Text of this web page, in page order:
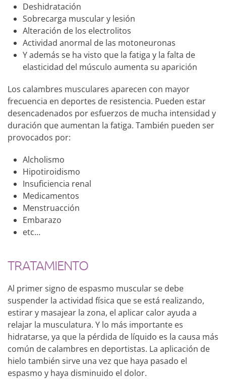
Deshidratación
Sobrecarga muscular y lesión
Alteración de los electrolitos
Actividad anormal de las motoneuronas
Y además se ha visto que la fatiga y la falta de
elasticidad del músculo aumenta su aparición
Los calambres musculares aparecen con mayor
frecuencia en deportes de resistencia. Pueden estar
desencadenados por esfuerzos de mucha intensidad y
duración que aumentan la fatiga. También pueden ser
provocados por:
Alcholismo
Hipotiroidismo
Insuficiencia renal
Medicamentos
Menstruacción
Embarazo
etc…
TRATAMIENTO
Al primer signo de espasmo muscular se debe
suspender la actividad física que se está realizando,
estirar y masajear la zona, el aplicar calor ayuda a
relajar la musculatura. Y lo más importante es
hidratarse, ya que la pérdida de líquido es la causa más
común de calambres en deportistas. La aplicación de
hielo también sirve una vez que haya pasado el
espasmo y haya disminuido el dolor.